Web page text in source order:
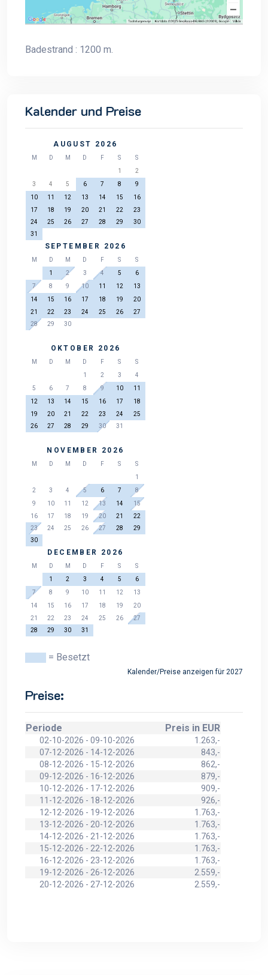
Badestrand : 1200 m.
Kalender und Preise
AUGUST 2026
M D M D F S
S
1
2
3
4 5 6 7 8
9
10
11 12 13 14 15
16
17
18 19 20 21 22
23
24
25 26 27 28 29
30
31
SEPTEMBER 2026
M D M D F S
S
1
2 3 4 5
6
7
8 9 10 11 12
13
14
15 16 17 18 19
20
21
22 23 24 25 26
27
28
29 30
OKTOBER 2026
M D M D F S
S
1
2 3
4
5
6 7 8 9 10
11
12
13 14 15 16 17
18
19
20 21 22 23 24
25
26
27 28 29 30 31
NOVEMBER 2026
M D M D F S
S
1
2
3 4 5 6 7
8
9
10 11 12 13 14
15
16
17 18 19 20 21
22
23
24 25 26 27 28
29
30
DECEMBER 2026
M D M D F S
S
1
2 3 4 5
6
7
8 9 10 11 12
13
14
15 16 17 18 19
20
21
22 23 24 25 26
27
28
29 30 31
= Besetzt
Kalender/Preise anzeigen für 2027
Preise:
Periode Preis in EUR
02-10-2026 - 09-10-2026
1.263,-
07-12-2026 - 14-12-2026
843,-
08-12-2026 - 15-12-2026
862,-
09-12-2026 - 16-12-2026
879,-
10-12-2026 - 17-12-2026
909,-
11-12-2026 - 18-12-2026
926,-
12-12-2026 - 19-12-2026
1.763,-
13-12-2026 - 20-12-2026
1.763,-
14-12-2026 - 21-12-2026
1.763,-
15-12-2026 - 22-12-2026
1.763,-
16-12-2026 - 23-12-2026
1.763,-
19-12-2026 - 26-12-2026
2.559,-
20-12-2026 - 27-12-2026
2.559,-